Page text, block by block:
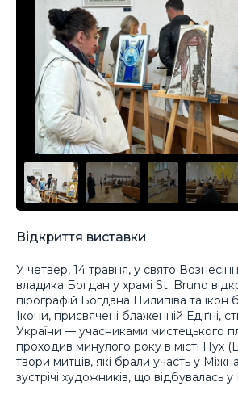
Відкриття виставки
У четвер, 14 травня, у свято
владика Богдан у храмі St. Bruno
пірографій Богдана Пилипіва та ікон
Ікони, присвячені блаженній Едіґні,
України — учасниками мистецького
проходив минулого року в місті Пух
твори митців, які брали участь у
зустрічі художників, що відбувалась